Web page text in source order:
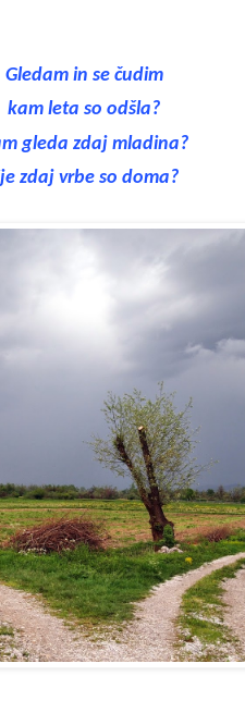
Gledam in se čudim
kam leta so odšla?
gleda zdaj mladina?
zdaj vrbe so doma?